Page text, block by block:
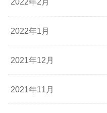
2022年1月
2021年12月
2021年11月